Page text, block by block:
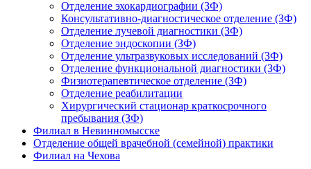
Отделение эхокардиографии (ЗФ)
Консультативно-диагностическое отделение (ЗФ)
Отделение лучевой диагностики (ЗФ)
Отделение эндоскопии (ЗФ)
Отделение ультразвуковых исследований (ЗФ)
Отделение функциональной диагностики (ЗФ)
Физиотерапевтическое отделение (ЗФ)
Отделение реабилитации
Хирургический стационар краткосрочного
пребывания (ЗФ)
Филиал в Невинномысске
Отделение общей врачебной (семейной) практики
Филиал на Чехова